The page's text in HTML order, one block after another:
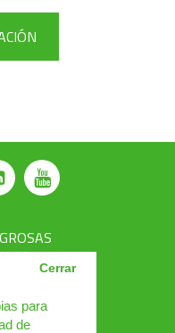
para
de
Cerrar